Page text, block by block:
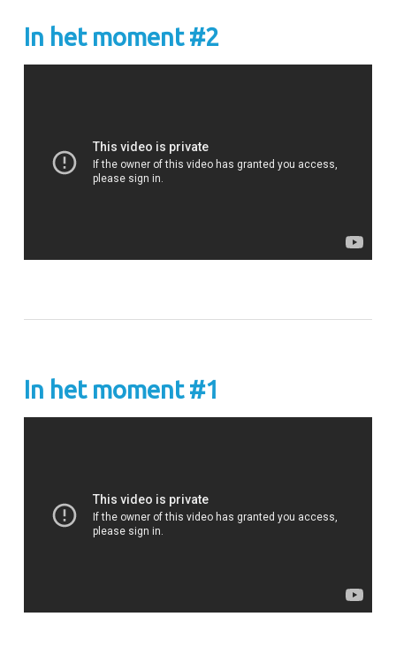
In het moment #2
In het moment #1